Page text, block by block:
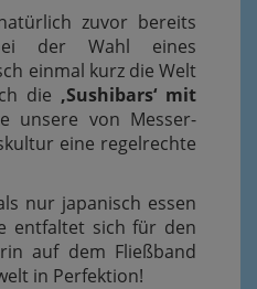
zuvor bereits
der Wahl eines
einmal kurz die Welt
die ‚Sushibars‘ mit
unsere von Messer-
eine regelrechte
nur japanisch essen
entfaltet sich für den
auf dem Fließband
in Perfektion!